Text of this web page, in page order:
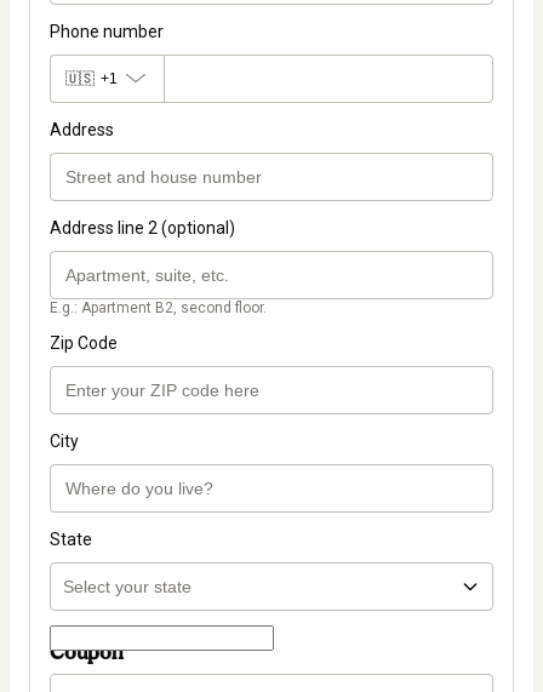
Phone number
🇺🇸 +1
Address
Address line 2 (optional)
E.g.: Apartment B2, second floor.
Zip Code
City
State
Coupon